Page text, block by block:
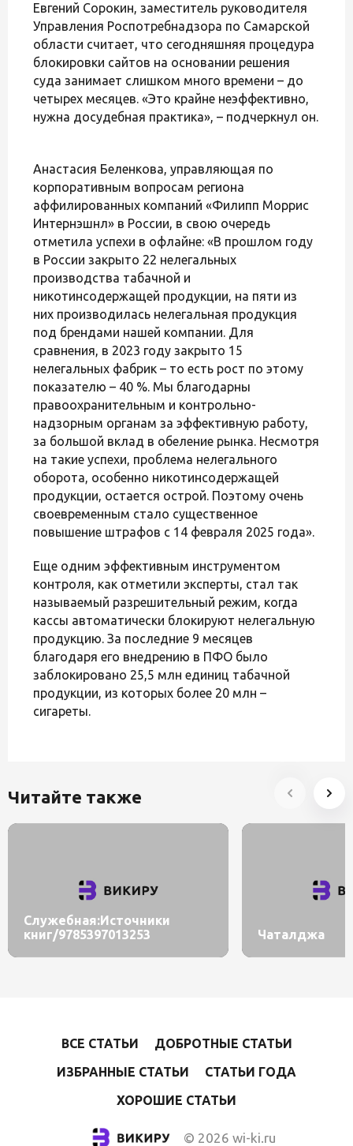
Евгений Сорокин, заместитель руководителя
Управления Роспотребнадзора по Самарской
области считает, что сегодняшняя процедура
блокировки сайтов на основании решения
суда занимает слишком много времени – до
четырех месяцев. «Это крайне неэффективно,
нужна досудебная практика», – подчеркнул он.
Анастасия Беленкова, управляющая по
корпоративным вопросам региона
аффилированных компаний «Филипп Моррис
Интернэшнл» в России, в свою очередь
отметила успехи в офлайне: «В прошлом году
в России закрыто 22 нелегальных
производства табачной и
никотинсодержащей продукции, на пяти из
них производилась нелегальная продукция
под брендами нашей компании. Для
сравнения, в 2023 году закрыто 15
нелегальных фабрик – то есть рост по этому
показателю – 40 %. Мы благодарны
правоохранительным и контрольно-
надзорным органам за эффективную работу,
за большой вклад в обеление рынка. Несмотря
на такие успехи, проблема нелегального
оборота, особенно никотинсодержащей
продукции, остается острой. Поэтому очень
своевременным стало существенное
повышение штрафов с 14 февраля 2025 года».
Еще одним эффективным инструментом
контроля, как отметили эксперты, стал так
называемый разрешительный режим, когда
кассы автоматически блокируют нелегальную
продукцию. За последние 9 месяцев
благодаря его внедрению в ПФО было
заблокировано 25,5 млн единиц табачной
продукции, из которых более 20 млн –
сигареты.
Читайте также
Служебная:Источники
книг/9785397013253
Чаталджа
ВСЕ СТАТЬИ
ДОБРОТНЫЕ СТАТЬИ
ИЗБРАННЫЕ СТАТЬИ
СТАТЬИ ГОДА
ХОРОШИЕ СТАТЬИ
© 2026 wi-ki.ru